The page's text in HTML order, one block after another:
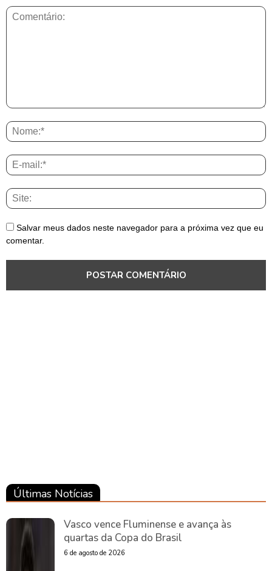
Salvar meus dados neste navegador para a próxima vez que eu
comentar.
Últimas Notícias
Vasco vence Fluminense e avança às
quartas da Copa do Brasil
6 de agosto de 2026